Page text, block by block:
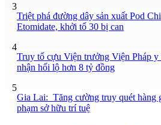
3
Triệt phá đường dây sản xuất Pod
Etomidate, khởi tố 30 bị can
4
Truy tố cựu Viện trưởng Viện Pháp y
nhận hối lộ hơn 8 tỷ đồng
5
Gia Lai: Tăng cường truy quét hàng
phạm sở hữu trí tuệ